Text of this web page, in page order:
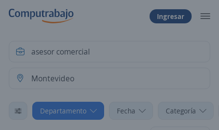
Ingresar
Departamento Fecha Categoría